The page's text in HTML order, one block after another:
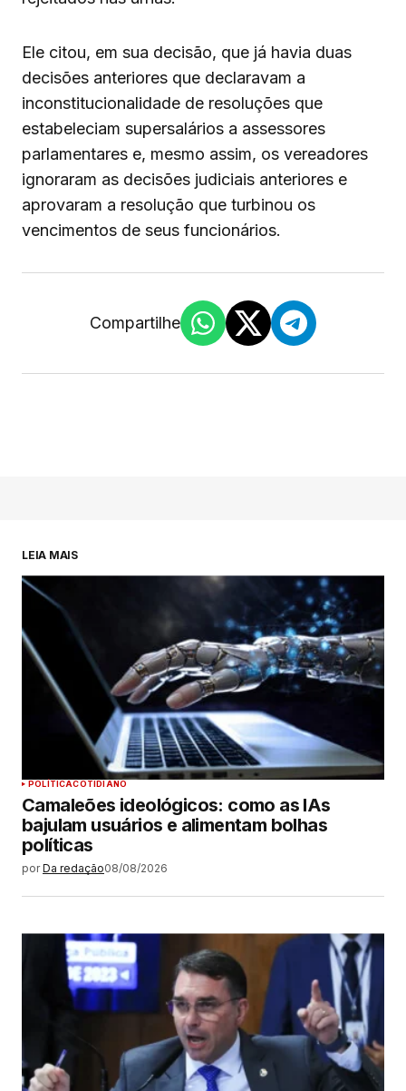
Ele citou, em sua decisão, que já havia duas
decisões anteriores que declaravam a
inconstitucionalidade de resoluções que
estabeleciam supersalários a assessores
parlamentares e, mesmo assim, os vereadores
ignoraram as decisões judiciais anteriores e
aprovaram a resolução que turbinou os
vencimentos de seus funcionários.
Compartilhe
LEIA MAIS
POLÍTICACOTIDIANO
Camaleões ideológicos: como as IAs
bajulam usuários e alimentam bolhas
políticas
por Da redação08/08/2026